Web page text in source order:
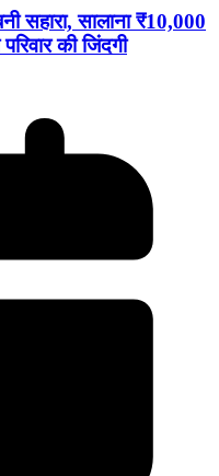
सहारा, सालाना ₹10,000
की जिंदगी